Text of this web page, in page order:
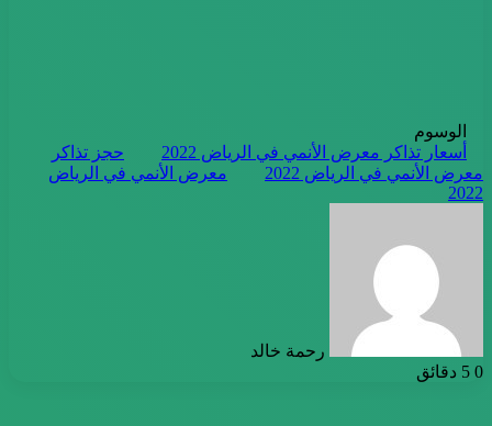
الوسوم
أسعار تذاكر معرض الأنمي في الرياض 2022
حجز تذاكر
معرض الأنمي في الرياض 2022
معرض الأنمي في الرياض
2022
رحمة خالد
0